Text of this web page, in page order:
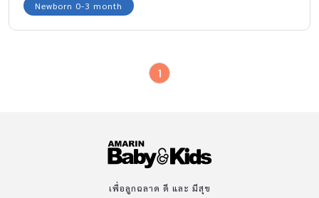
Newborn 0-3 month
1
เพื่อลูกฉลาด ดี และ มีสุข